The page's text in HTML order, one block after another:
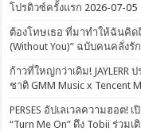
โปรดิวซ์ครั้งแรก 2026-07-05
ต้องโทษเธอ ที่มาทำให้ฉันคิด
(Without You)” ฉบับคนคลั่งรัก
ก้าวที่ใหญ่กว่าเดิม! JAYLERR
ชาติ GMM Music x Tencent
PERSES อัปเลเวลความฮอต
“Turn Me On” ดึง Tobii ร่วม